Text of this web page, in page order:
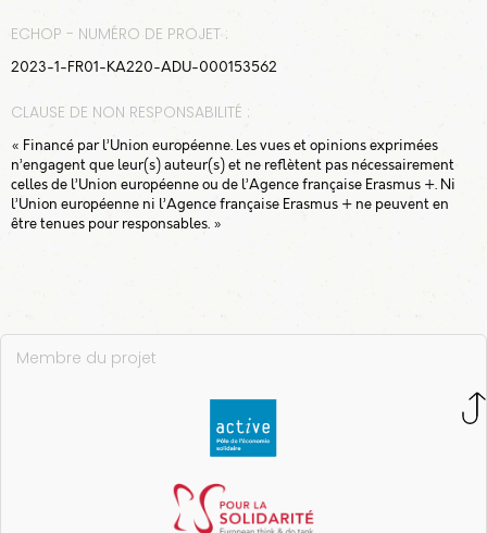
2.6 Auto-évaluation sur
le glanage
3. La transformation
de denrées
alimentaires
6
5. Dons
ECHOP - NUMÉRO DE PROJET :
2023-1-FR01-KA220-ADU-000153562
CLAUSE DE NON RESPONSABILITÉ :
« Financé par l’Union européenne. Les vues et opinions exprimées
n’engagent que leur(s) auteur(s) et ne reflètent pas nécessairement
celles de l’Union européenne ou de l’Agence française Erasmus +. Ni
l’Union européenne ni l’Agence française Erasmus + ne peuvent en
être tenues pour responsables. »
Membre du projet